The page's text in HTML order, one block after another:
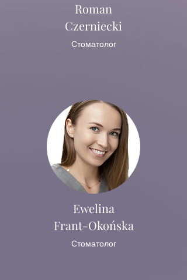
Roman
Czerniecki
Стоматолог
Ewelina
Frant-Okońska
Стоматолог